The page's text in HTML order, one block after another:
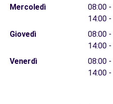
Mercoledì
08:00
14:00
Giovedì
08:00
14:00
Venerdì
08:00
14:00